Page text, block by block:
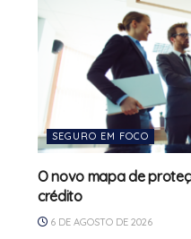
SEGURO EM FOCO
O novo mapa de
crédito
6 DE AGOSTO DE 2026